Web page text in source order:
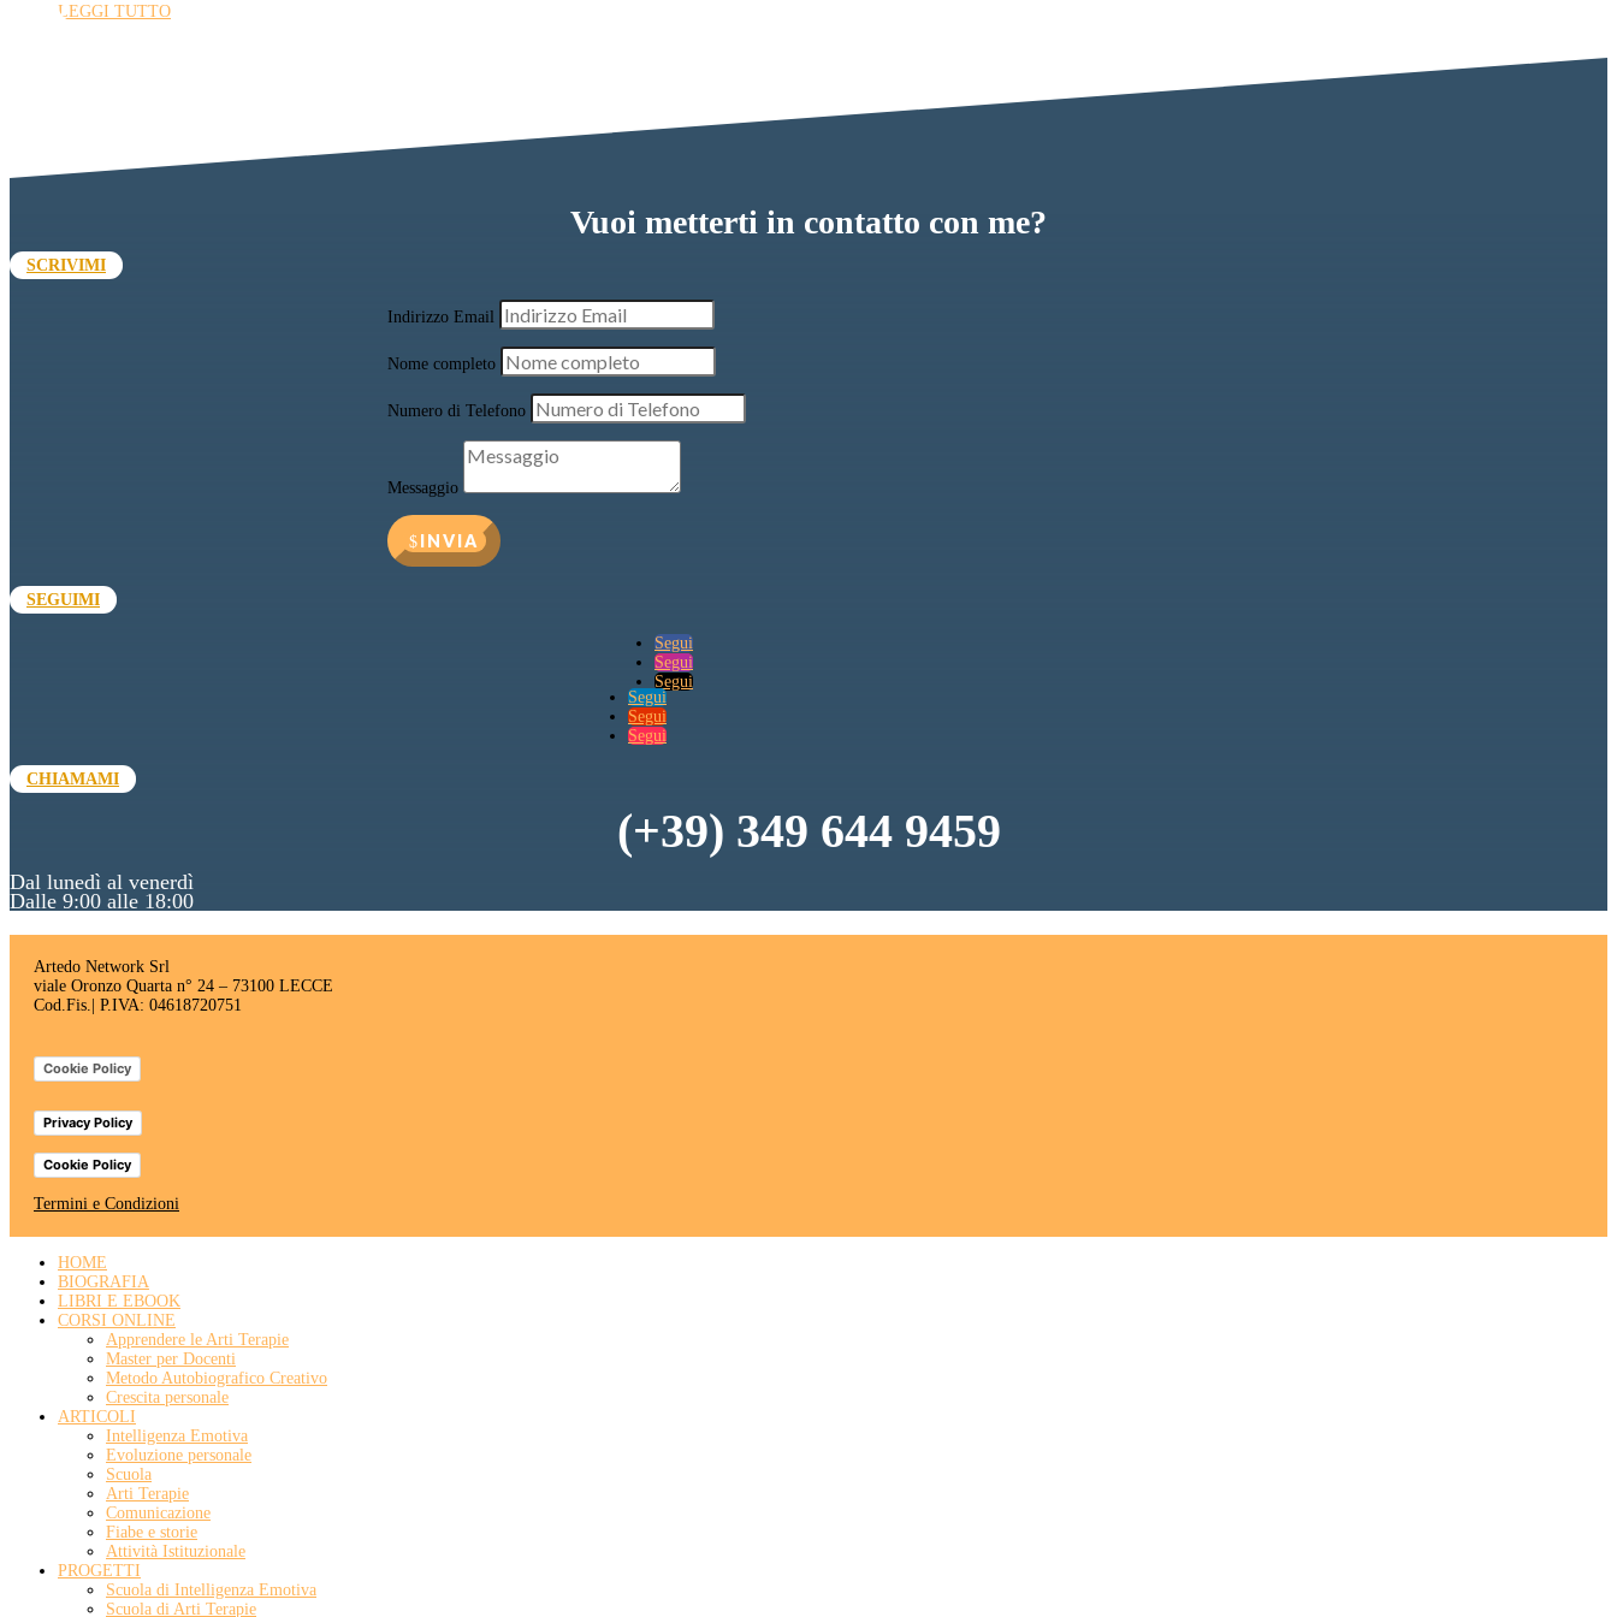
LEGGI TUTTO
Vuoi metterti in contatto con me?
SCRIVIMI
Indirizzo Email
Nome completo
Numero di Telefono
Messaggio
INVIA
SEGUIMI
Segui
Segui
Segui
Segui
Segui
Segui
CHIAMAMI
(+39) 349 644 9459
Dal lunedì al venerdì
Dalle 9:00 alle 18:00
Artedo Network Srl
viale Oronzo Quarta n° 24 – 73100 LECCE
Cod.Fis.| P.IVA: 04618720751
Cookie Policy
Privacy Policy
Cookie Policy
Termini e Condizioni
HOME
BIOGRAFIA
LIBRI E EBOOK
CORSI ONLINE
Apprendere le Arti Terapie
Master per Docenti
Metodo Autobiografico Creativo
Crescita personale
ARTICOLI
Intelligenza Emotiva
Evoluzione personale
Scuola
Arti Terapie
Comunicazione
Fiabe e storie
Attività Istituzionale
PROGETTI
Scuola di Intelligenza Emotiva
Scuola di Arti Terapie